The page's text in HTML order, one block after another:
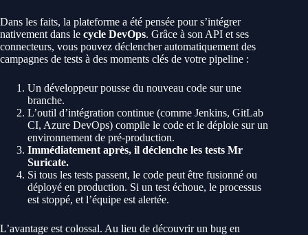
Dans les faits, la plateforme a été pensée pour s’intégrer
nativement dans le cycle DevOps. Grâce à son API et ses
connecteurs, vous pouvez déclencher automatiquement des
campagnes de tests à des moments clés de votre pipeline :
Un développeur pousse du nouveau code sur une
branche.
L’outil d’intégration continue (comme Jenkins, GitLab
CI, Azure DevOps) compile le code et le déploie sur un
environnement de pré-production.
Immédiatement après, il déclenche les tests Mr
Suricate.
Si tous les tests passent, le code peut être fusionné ou
déployé en production. Si un test échoue, le processus
est stoppé, et l’équipe est alertée.
L’avantage est colossal. Au lieu de découvrir un bug en